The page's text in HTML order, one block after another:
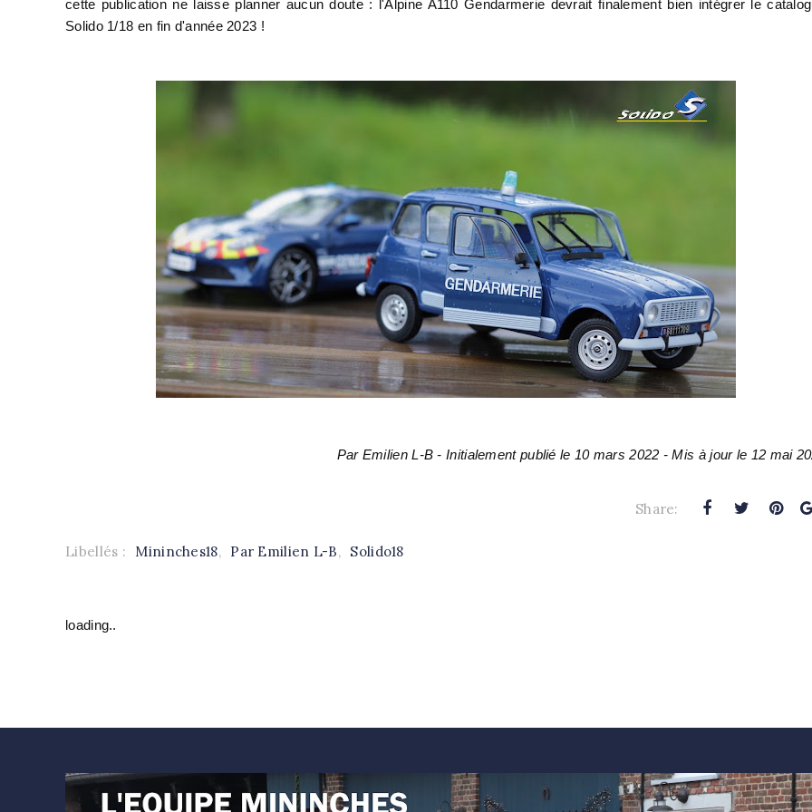
cette publication ne laisse planner aucun doute : l'Alpine A110 Gendarmerie devrait finalement bien intégrer le
Solido 1/18 en fin d'année 2023 !
Par Emilien L-B - Initialement publié le 10 mars 2022 - Mis à jour le 12 mai
Share:
Libellés : Mininches18, Par Emilien L-B, Solido18
loading..